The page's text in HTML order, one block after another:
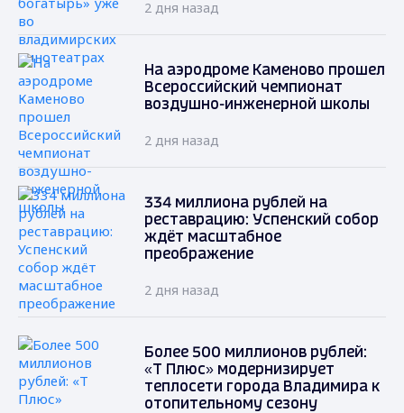
2 дня назад
На аэродроме Каменово прошел
Всероссийский чемпионат
воздушно-инженерной школы
2 дня назад
334 миллиона рублей на
реставрацию: Успенский собор
ждёт масштабное
преображение
2 дня назад
Более 500 миллионов рублей:
«Т Плюс» модернизирует
теплосети города Владимира к
отопительному сезону